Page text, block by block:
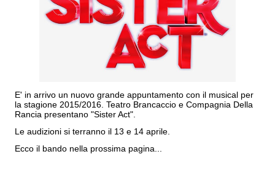
E' in arrivo un nuovo grande appuntamento con il musical per
la stagione 2015/2016. Teatro Brancaccio e Compagnia Della
Rancia presentano "Sister Act".
Le audizioni si terranno il 13 e 14 aprile.
Ecco il bando nella prossima pagina...